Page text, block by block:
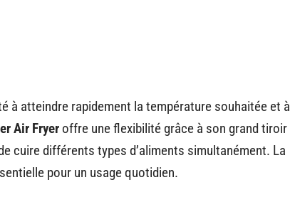
à atteindre rapidement la température souhaitée et à
Air Fryer offre une flexibilité grâce à son grand tiroir
cuire différents types d’aliments simultanément. La
pour un usage quotidien.